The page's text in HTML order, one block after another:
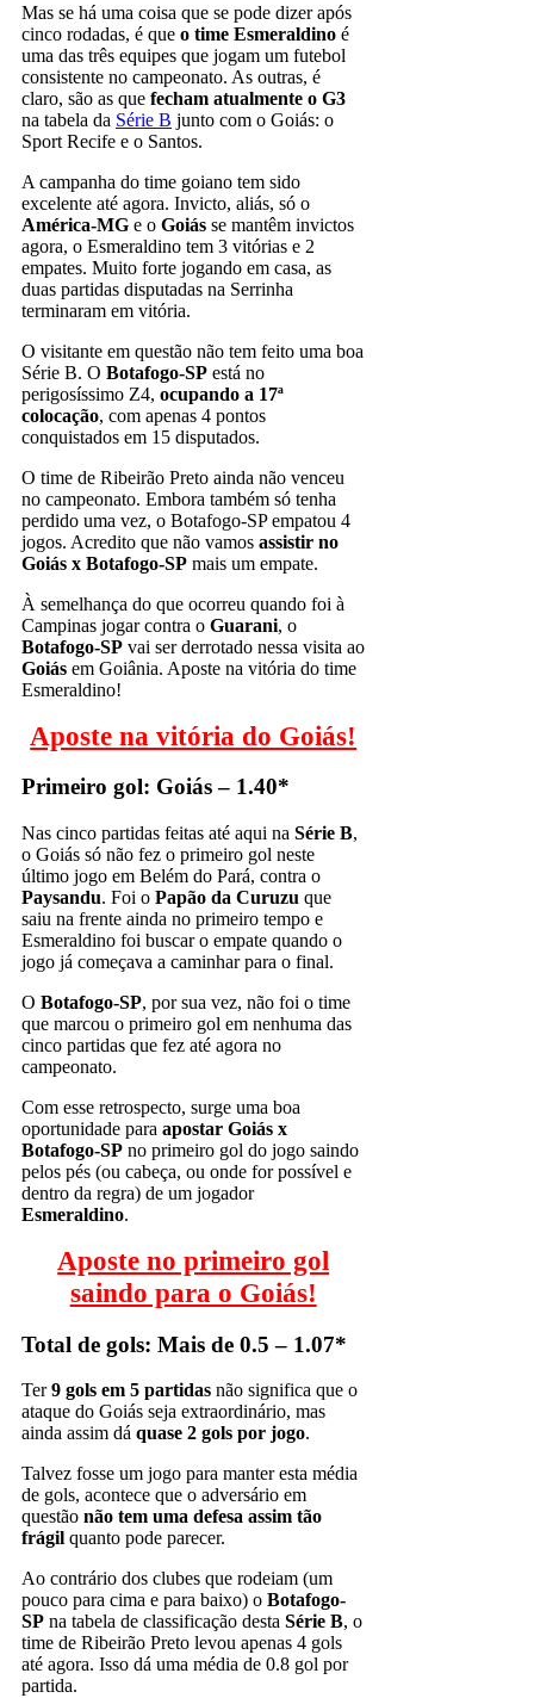
Mas se há uma coisa que se pode dizer após
cinco rodadas, é que o time Esmeraldino é
uma das três equipes que jogam um futebol
consistente no campeonato. As outras, é
claro, são as que fecham atualmente o G3
na tabela da Série B junto com o Goiás: o
Sport Recife e o Santos.
A campanha do time goiano tem sido
excelente até agora. Invicto, aliás, só o
América-MG e o Goiás se mantêm invictos
agora, o Esmeraldino tem 3 vitórias e 2
empates. Muito forte jogando em casa, as
duas partidas disputadas na Serrinha
terminaram em vitória.
O visitante em questão não tem feito uma boa
Série B. O Botafogo-SP está no
perigosíssimo Z4, ocupando a 17ª
colocação, com apenas 4 pontos
conquistados em 15 disputados.
O time de Ribeirão Preto ainda não venceu
no campeonato. Embora também só tenha
perdido uma vez, o Botafogo-SP empatou 4
jogos. Acredito que não vamos assistir no
Goiás x Botafogo-SP mais um empate.
À semelhança do que ocorreu quando foi à
Campinas jogar contra o Guarani, o
Botafogo-SP vai ser derrotado nessa visita ao
Goiás em Goiânia. Aposte na vitória do time
Esmeraldino!
Aposte na vitória do Goiás!
Primeiro gol: Goiás – 1.40*
Nas cinco partidas feitas até aqui na Série B,
o Goiás só não fez o primeiro gol neste
último jogo em Belém do Pará, contra o
Paysandu. Foi o Papão da Curuzu que
saiu na frente ainda no primeiro tempo e
Esmeraldino foi buscar o empate quando o
jogo já começava a caminhar para o final.
O Botafogo-SP, por sua vez, não foi o time
que marcou o primeiro gol em nenhuma das
cinco partidas que fez até agora no
campeonato.
Com esse retrospecto, surge uma boa
oportunidade para apostar Goiás x
Botafogo-SP no primeiro gol do jogo saindo
pelos pés (ou cabeça, ou onde for possível e
dentro da regra) de um jogador
Esmeraldino.
Aposte no primeiro gol
saindo para o Goiás!
Total de gols: Mais de 0.5 – 1.07*
Ter9 gols em 5 partidas não significa que o
ataque do Goiás seja extraordinário, mas
ainda assim dá quase 2 gols por jogo.
Talvez fosse um jogo para manter esta média
de gols, acontece que o adversário em
questão não tem uma defesa assim tão
frágil quanto pode parecer.
Ao contrário dos clubes que rodeiam (um
pouco para cima e para baixo) o Botafogo-
SP na tabela de classificação desta Série B, o
time de Ribeirão Preto levou apenas 4 gols
até agora. Isso dá uma média de 0.8 gol por
partida.